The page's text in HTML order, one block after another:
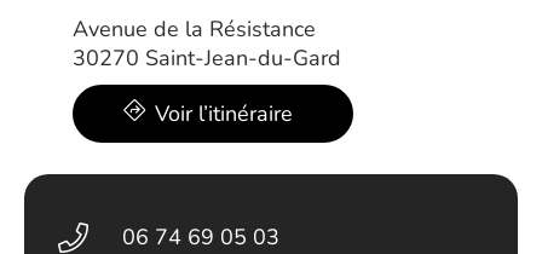
Avenue de la Résistance
30270 Saint-Jean-du-Gard
Voir l’itinéraire
06 74 69 05 03